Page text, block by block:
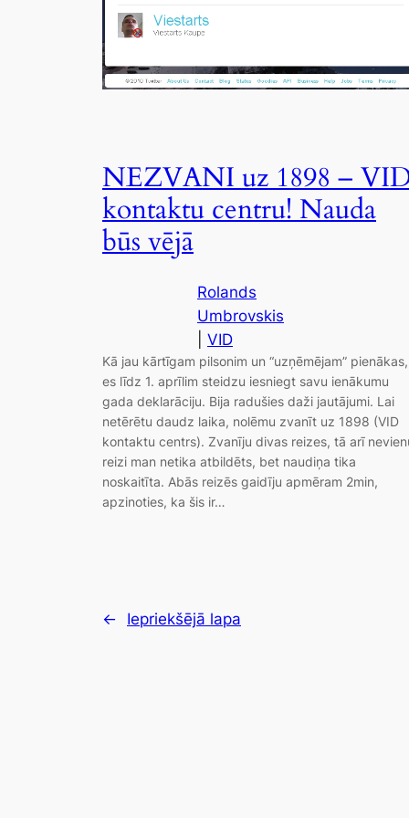
NEZVANI uz 1898 –
kontaktu centru! Nauda
būs vējā
Rolands
Umbrovskis
VID
Kā jau kārtīgam pilsonim un “uzņēmējam” pienākas,
es līdz 1. aprīlim steidzu iesniegt savu ienākumu
gada deklarāciju. Bija radušies daži jautājumi. Lai
netērētu daudz laika, nolēmu zvanīt uz 1898 (VID
kontaktu centrs). Zvanīju divas reizes, tā arī
reizi man netika atbildēts, bet naudiņa tika
noskaitīta. Abās reizēs gaidīju apmēram 2min,
apzinoties, ka šis ir…
← Iepriekšējā lapa